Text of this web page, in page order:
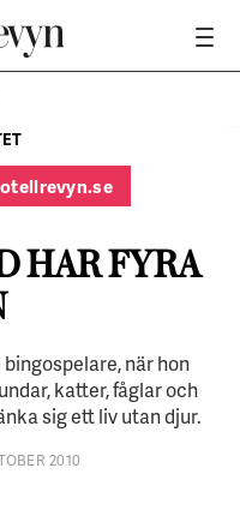
HAR FYRA
när hon
katter, fåglar och
sig ett liv utan djur.
2010